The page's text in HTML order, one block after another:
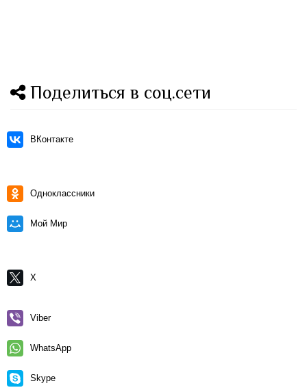
Поделиться в соц.сети
ВКонтакте
Одноклассники
Мой Мир
X
Viber
WhatsApp
Skype